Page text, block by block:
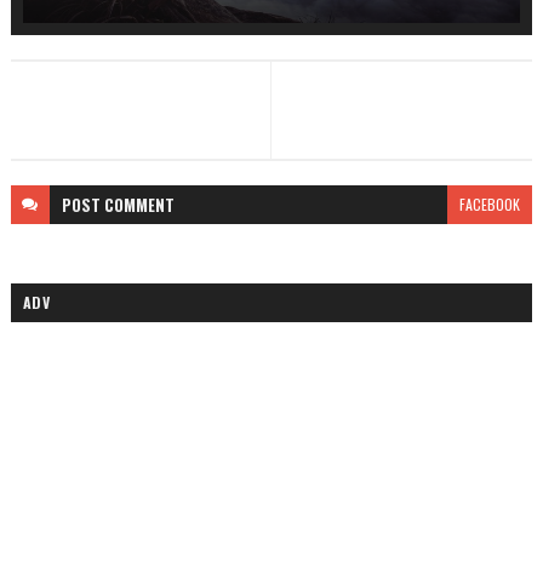
POST COMMENT FACEBOOK
ADV